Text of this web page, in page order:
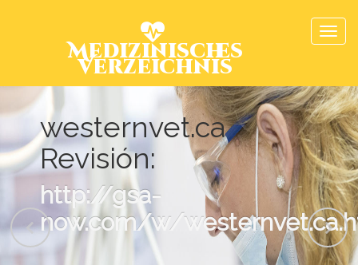
Medizinisches
Verzeichnis
westernvet.ca
Revisión:
http://gsa-
now.com/w/